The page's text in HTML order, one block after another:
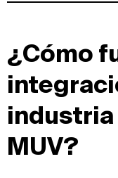
¿Cómo
industria
MUV?